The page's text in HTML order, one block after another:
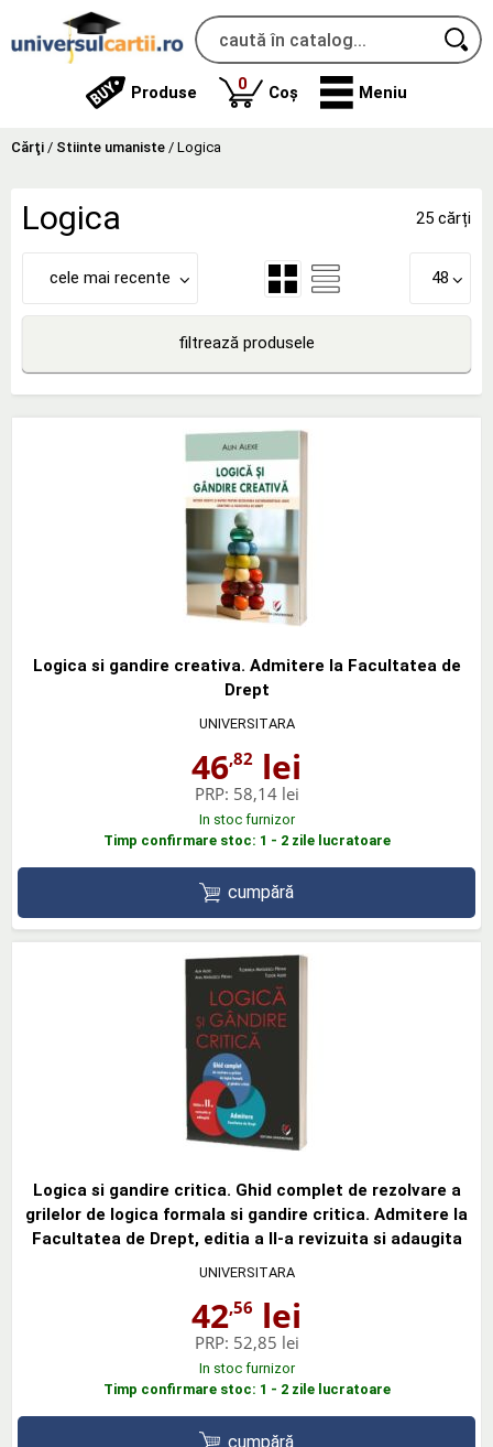
Produse 0produse
Coș Meniu
Cărţi / Stiinte umaniste / Logica
Logica 25 cărți
cele mai recente 48
filtrează produsele
Logica si gandire creativa. Admitere la Facultatea de
Drept
UNIVERSITARA
46,82 lei
PRP: 58,14 lei
In stoc furnizor
Timp confirmare stoc: 1 - 2 zile lucratoare
cumpără
Logica si gandire critica. Ghid complet de rezolvare a
grilelor de logica formala si gandire critica. Admitere la
Facultatea de Drept, editia a II-a revizuita si adaugita
UNIVERSITARA
42,56 lei
PRP: 52,85 lei
In stoc furnizor
Timp confirmare stoc: 1 - 2 zile lucratoare
cumpără